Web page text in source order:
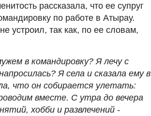
рассказала, что ее супруг
по работе в Атырау.
устроил, так как, по ее словам,
в командировку? Я лечу с
Я села и сказала ему в
что он собирается улетать:
вместе. С утра до вечера
хобби и развлечений -